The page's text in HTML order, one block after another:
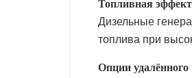
Топливная
Дизельные
топлива при
Опции удалённого